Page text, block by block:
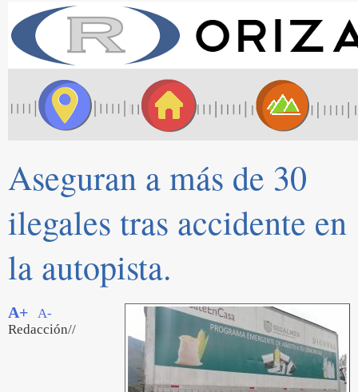
Aseguran a más de 30
ilegales tras accidente en
la autopista.
A+
A-
Redacción//